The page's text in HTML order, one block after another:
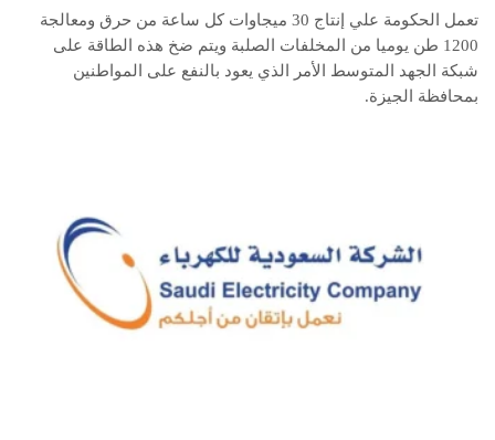
تعمل الحكومة علي إنتاج 30 ميجاوات كل ساعة من حرق ومعالجة
1200 طن يوميا من المخلفات الصلبة ويتم ضخ هذه الطاقة على
شبكة الجهد المتوسط الأمر الذي يعود بالنفع على المواطنين
بمحافظة الجيزة.